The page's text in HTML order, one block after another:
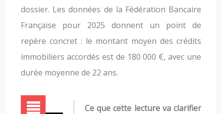
dossier. Les données de la Fédération Bancaire
Française pour 2025 donnent un point de
repère concret : le montant moyen des crédits
immobiliers accordés est de 180 000 €, avec une
durée moyenne de 22 ans.
Ce que cette lecture va clarifier